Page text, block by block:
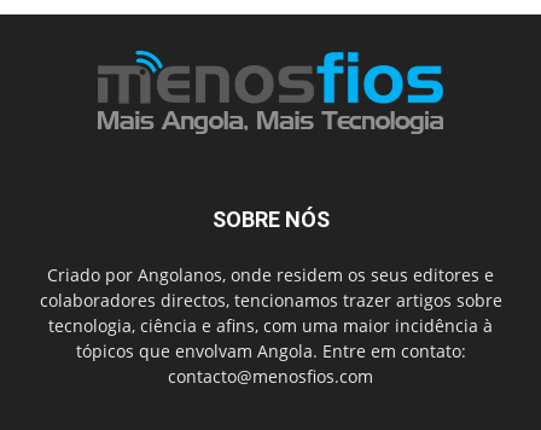
SOBRE NÓS
Criado por Angolanos, onde residem os seus editores e
colaboradores directos, tencionamos trazer artigos sobre
tecnologia, ciência e afins, com uma maior incidência à
tópicos que envolvam Angola. Entre em contato:
contacto@menosfios.com